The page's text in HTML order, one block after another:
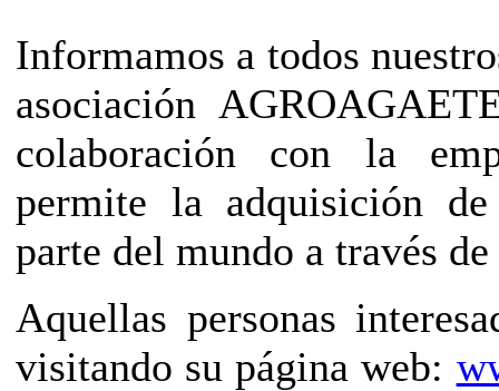
Informamos a todos
asociación
colaboración con la
permite la adquisición
parte del mundo a través
Aquellas personas
visitando su página web: